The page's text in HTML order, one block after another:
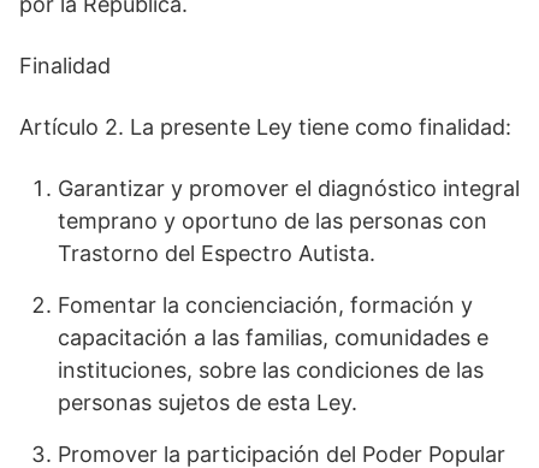
Finalidad
Artículo 2. La presente Ley tiene como finalidad:
Garantizar y promover el diagnóstico integral
temprano y oportuno de las personas con
Trastorno del Espectro Autista.
Fomentar la concienciación, formación y
capacitación a las familias, comunidades e
instituciones, sobre las condiciones de las
personas sujetos de esta Ley.
Promover la participación del Poder Popular